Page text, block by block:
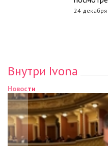
24
Внутри Ivona
Новости